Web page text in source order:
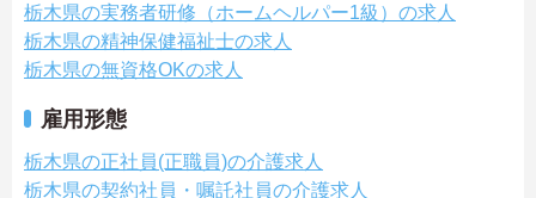
栃木県の実務者研修（ホームヘルパー1級）の求人
栃木県の精神保健福祉士の求人
栃木県の無資格OKの求人
雇用形態
栃木県の正社員(正職員)の介護求人
栃木県の契約社員・嘱託社員の介護求人